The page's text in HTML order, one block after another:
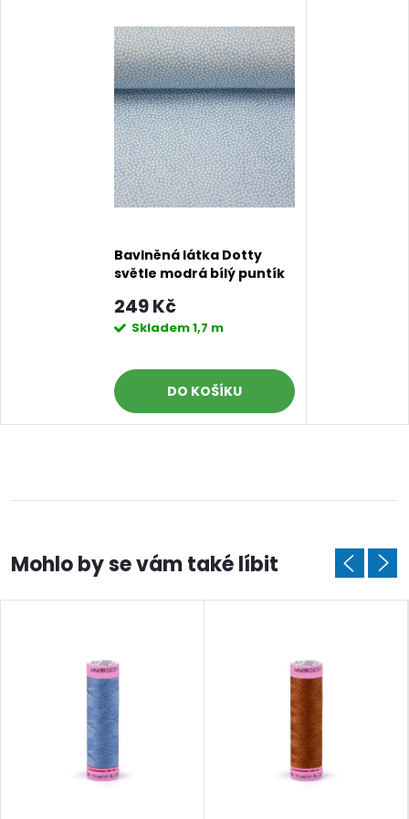
Bavlněná látka Dotty
světle modrá bílý puntík
249 Kč
Skladem1,7 m
DO KOŠÍKU